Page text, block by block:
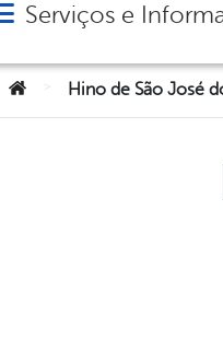
Abrir menu principal de
Serviços e
Você está aqui:Hino de São José